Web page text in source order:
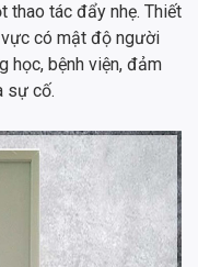
thao tác đẩy nhẹ. Thiết
có mật độ người
học, bệnh viện, đảm
sự cố.